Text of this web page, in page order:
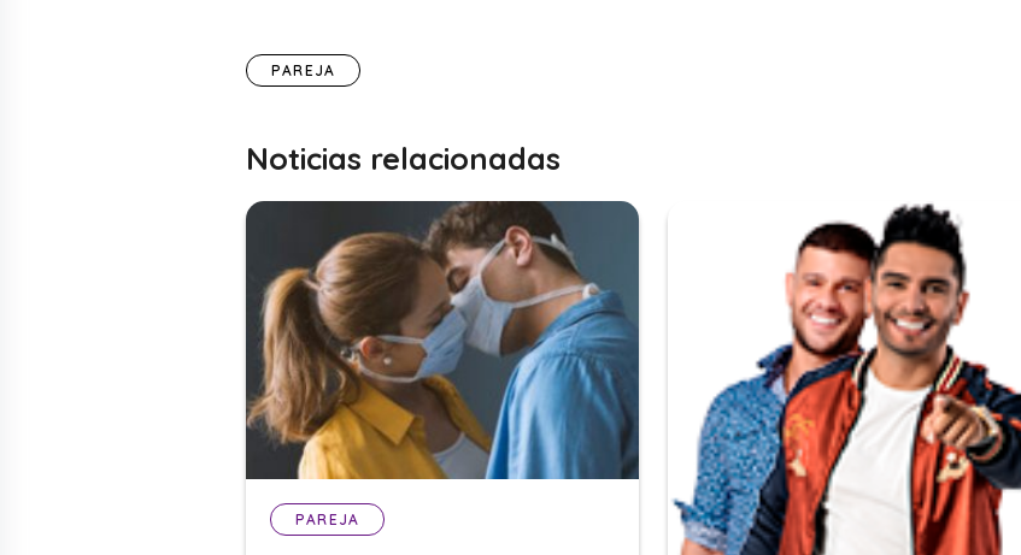
PAREJA
Noticias relacionadas
PAREJA